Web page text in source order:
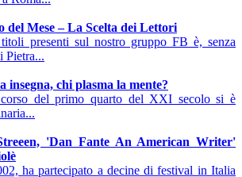
Mese – La Scelta dei Lettori
presenti sul nostro gruppo FB è, senza
Pietra...
insegna, chi plasma la mente?
del primo quarto del XXI secolo si è
'Dan Fante An American Writer'
ha partecipato a decine di festival in Italia